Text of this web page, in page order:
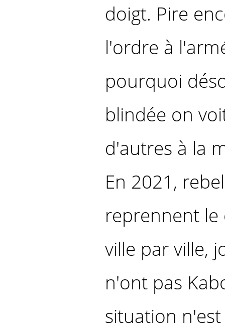
doigt. Pire
l'ordre à
pourquoi
blindée on
d'autres à la
En 2021,
reprennent le
ville par ville,
n'ont pas
situation